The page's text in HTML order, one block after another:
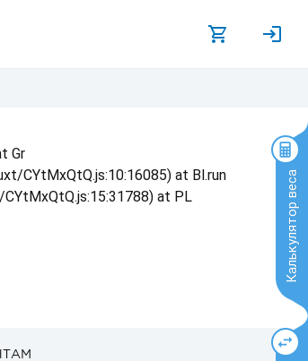
Калькулятор веса
Gr
CYtMxQtQ.js:10:16085) at Bl.run
at PL